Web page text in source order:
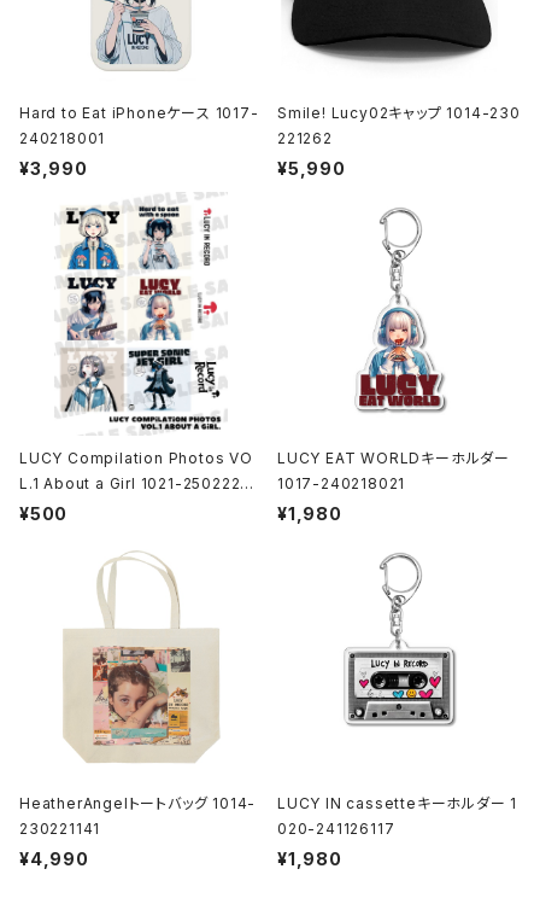
Hard to Eat iPhoneケース 1017-
240218001
¥3,990
Smile! Lucy02キャップ 1014-230
221262
¥5,990
LUCY Compilation Photos VO
L.1 About a Girl 1021-25022200
1
¥500
LUCY EAT WORLDキーホルダー
1017-240218021
¥1,980
HeatherAngelトートバッグ 1014-
230221141
¥4,990
LUCY IN cassetteキーホルダー 1
020-241126117
¥1,980